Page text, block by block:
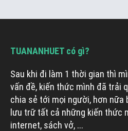
TUANANHUET có gì?
Sau khi đi làm 1 thời gian thì
vấn đề, kiến thức mình đã trải
chia sẻ tới mọi người, hơn nữa
lưu trữ tất cả những kiến thức
internet, sách vở, ...